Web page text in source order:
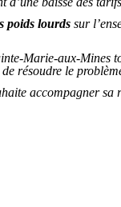
poids lourds sur
Marie-aux-Mines
résoudre le
accompagner